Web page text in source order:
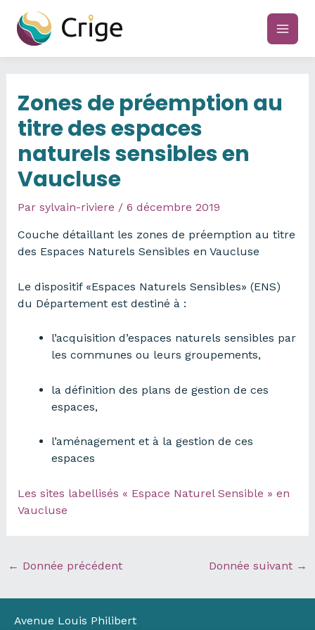
contenu
main
Zones de préemption au
titre des espaces
naturels sensibles en
Vaucluse
Par sylvain-riviere / 6 décembre 2019
Couche détaillant les zones de préemption au titre
des Espaces Naturels Sensibles en Vaucluse
Le dispositif «Espaces Naturels Sensibles» (ENS)
du Département est destiné à :
l’acquisition d’espaces naturels sensibles par
les communes ou leurs groupements,
la définition des plans de gestion de ces
espaces,
l’aménagement et à la gestion de ces
espaces
Les sites labellisés « Espace Naturel Sensible » en
Vaucluse
← Donnée précédent Donnée suivant →
Avenue Louis Philibert